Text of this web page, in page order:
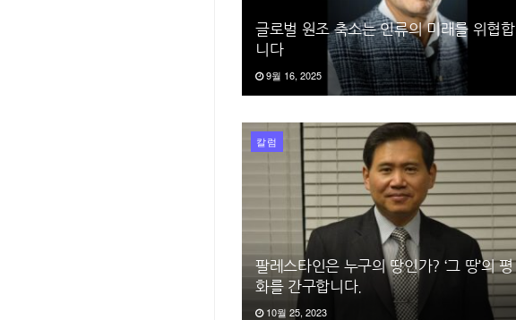
글로벌 원조 축소는 인류의 미래를 위협합
니다
9월 16, 2025
칼럼
팔레스타인은 누구의 땅인가? ‘그 땅’의 평
화를 간구합니다.
10월 25, 2023